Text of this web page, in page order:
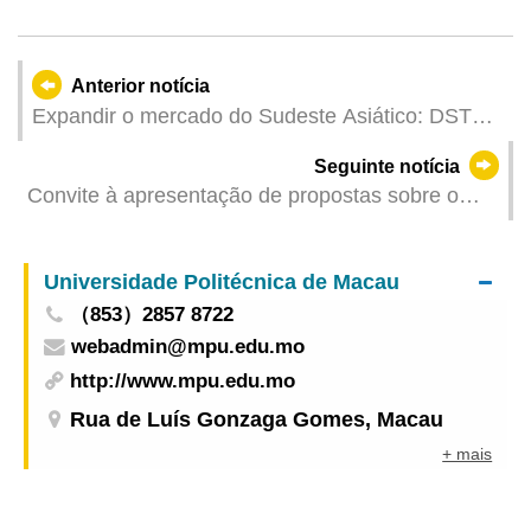
Anterior notícia
Expandir o mercado do Sudeste Asiático: DST
bolsa de contactos sobre novos produtos e
informações “turismo + convenções e
Seguinte notícia
Convite à apresentação de propostas sobre o
para o Concerto a realizar no Local de
Espectáculos ao Ar Livre de Macau
Universidade Politécnica de Macau
（853）2857 8722
webadmin@mpu.edu.mo
http://www.mpu.edu.mo
Rua de Luís Gonzaga Gomes, Macau
+ mais